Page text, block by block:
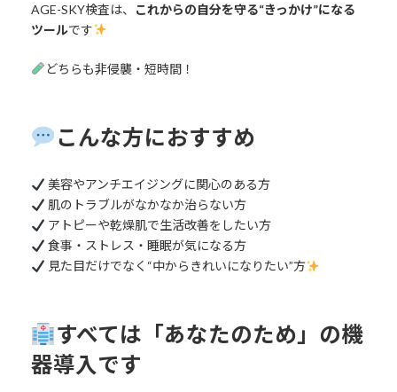
AGE-SKY検査は、
これからの自分を守る“きっかけ”になる
ツールです
どちらも非侵襲・短時間！
こんな方におすすめ
美容やアンチエイジングに関心のある方
肌のトラブルがなかなか治らない方
アトピーや乾燥肌で生活改善をしたい方
食事・ストレス・睡眠が気になる方
見た目だけでなく“中からきれいになりたい”方
すべては「あなたのため」の機
器導入です